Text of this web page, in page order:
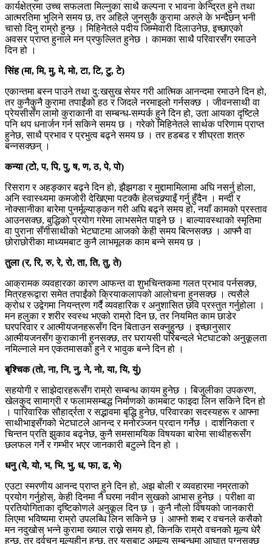
कार्यक्षेत्रमा उच्च सफलता मिल्नुका साथै कल्पना र भावना केन्द्रित हुने तथा
आत्मरतिमा भुलिने समय छ, तर अहिले जुनसुकै कुरामा अरुले के भन्दैछन् भनी
चासो दिनु राम्रो हुन्छ । मिहिनेतले पदीय जिम्मेवारी दिलाउनेछ, इच्छाएको
अवसर प्राप्त हुनाले मन प्रफुल्लित हुनेछ । कामका साथै परिवारसँग रमाउने
दिन हो ।
सिंह (मा, मि, मु, मे, मो, टा, टि, टु, टे)
एकान्तमा बस्न पाउने तथा दुःखसुख सेयर गरी आत्मिक आनन्दमा रमाउने दिन हो,
तर कुनैकुनै कुरामा तपाईंको हठ र जिदले नरमाइलो गर्नसक्छ । जीवनसाथी वा
प्रेयसीसँग लामो कुराकानी वा सम्बन्ध-सम्पर्क हुने दिन हो, उता आयका दृष्टिले
पनि थप धनार्जन गर्न सकिने समय छ । गरेको मिहिनेतले सार्थक परिणाम प्राप्त
हुनेछ, साथै प्रभाव र प्रभुत्व बढ्ने समय छ । तर हडबड र शीघ्रता शत्रु
बन्नसक्छन् ।
कन्या (टो, प, पि, पु, ष, ण, ठ, पे, पो)
रिसराग र अहङ्कार बढ्ने दिन हो, झैझगडा र मुद्दामामिलामा अघि नसर्नु होला,
अनि स्वास्थ्यमा कमजोरी देखिएमा पटक्कै हेलचक्र्याइँ गर्नु हुँदैन । मन्दी र
नोक्सानीका बारेमा पुनर्मूल्याङ्कन गरी अघि बढ्ने समय हो, नयाँ कामको प्रस्ताव
आउनसक्छ, बुद्धिको प्रयोग गरेमा लाभसमेत पाइने छ । बाल्यावस्थाको स्मृतिमा
वा पुराना सँगीसाथीको भेटघाटमा आजको केही समय बित्नसक्छ । आफ्नै वा
छोराछोरीका माध्यमबाट कुनै लाभमूलक काम बन्ने समय छ ।
तुला (र, रि, रु, रे, रो, ता, ति, तु, ते)
आक्रामक व्यवहारका कारण आफन्त वा शुभचिन्तकमा गलत प्रभाव पर्नसक्छ,
मित्रहरूद्वारा समेत तपाईंको क्रियाकलापको आलोचना हुनसक्छ । त्यसैले
क्रोध र उद्वेगमा नियन्त्रण गर्दै व्यवहारिक र अनुशासित छवि प्रस्तुत गर्नुहोला ।
मन हलुका र शरीर स्वस्थ भएको राम्रो दिन छ, तर नियमित काम छाडेर
घरपरिवार र आत्मीयजनहरूसँग दिन बिताउन सक्नुहुन्छ । इच्छानुसार
आत्मीयजनसँग कुराकानी हुनसक्छ, तर घरायसी परिबन्दले भेटघाटको अनुकूलता
नमिल्नाले मन एकतमासको हुने र भावुक बन्ने दिन हो ।
बृश्चिक (तो, ना, नि, नु, ने, नो, या, यि, युं)
सहयोगी र साझेदारहरूसँग राम्रो सम्बन्ध कायम हुनेछ । बिजुलीका उपकरण,
खेलकुद सामाग्री र फलामसम्बद्ध निर्माणको कामबाट फाइदा लिन सकिने दिन हो
। पारिवारिक सौहार्द्रता र सद्भावमा बृद्धि हुनेछ, परिवारका सदस्यहरू र आफ्ना
साथीभाइसँगको भेटघाटले आनन्द र मनोरञ्जन प्रदान गर्नेछ । दार्शनिकता र
चिन्तन प्रति झुकाव बढ्नेछ, कुनै समसामयिक विषयका बारेमा साथीहरूसँग
छलफल गर्ने र गम्भीर भएर जानकारी बटुल्ने दिन हो ।
धनु (ये, यो, भ, भि, भु, ध, फा, ढ, भे)
एउटा स्मरणीय आनन्द प्राप्त हुने दिन हो, अझ बोली र व्यवहारमा नम्रताको
प्रयोग गर्नुहोस्, केही दिनमा नै घरमा नवीन सुखको आभास हुनेछ । परीक्षा वा
प्रतियोगिताका दृष्टिकोणले अनुकूल दिन छ । कुनै नौलो विषयको जानकारी
लिएमा भविष्यमा राम्रो उपलब्धि लिन सकिने छ । आफ्नो शब्द र वचनले कसैको
मन नदुखोस् भन्ने कुरामा ख्याल राख्ने समय हो, किनकि राम्रो वचनको मूल्य धेरै
हुन्छ, तर दुर्वचन मूल्यहीन हुन्छ, तर यसबाट अमूल्य सम्बन्धमा आघात पुग्नसक्छ